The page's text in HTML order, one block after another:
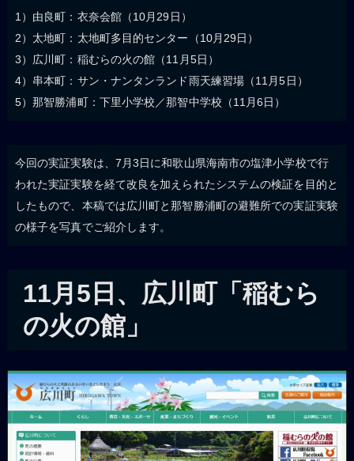
1）由良町：衣奈会館（10月29日）
2）太地町：太地町多目的センター（10月29日）
3）広川町：稲むらの火の館（11月5日）
4）串本町：サン・ナンタンランド雨天練習場（11月5日）
5）那智勝浦町：下里小学校／那智中学校（11月6日）
今回の実証実験は、7月3日に和歌山県海南市の塩津小学校で行
われた実証実験を経て改良を加えられたシステムの検証を目的と
したもので、本稿では広川町と那智勝浦町の避難所での実証実験
の様子を写真でご紹介します。
11月5日、広川町「稲むら
の火の館」